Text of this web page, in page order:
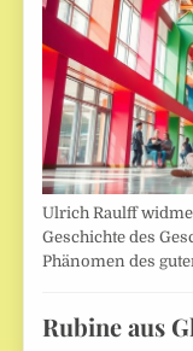
Ulrich Raulff
Geschichte des
Phänomen des
Rubine aus